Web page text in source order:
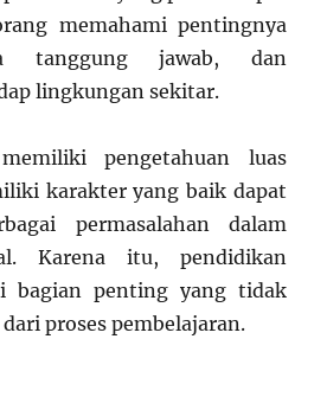
memahami pentingnya
tanggung jawab, dan
lingkungan sekitar.
pengetahuan luas
karakter yang baik dapat
permasalahan dalam
Karena itu, pendidikan
bagian penting yang tidak
proses pembelajaran.